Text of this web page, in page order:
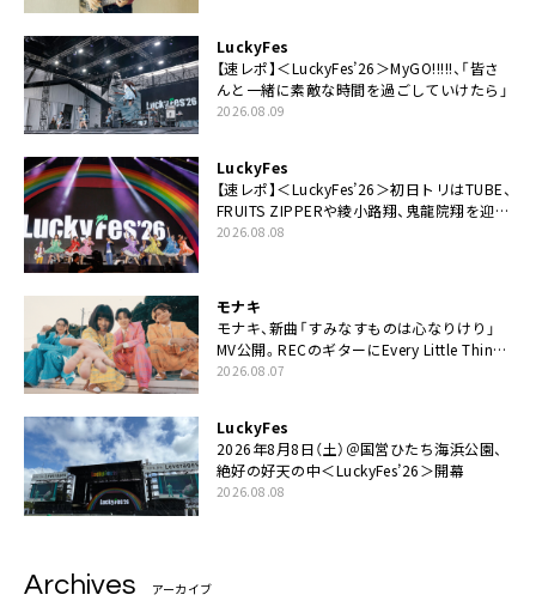
LuckyFes
【速レポ】＜LuckyFes’26＞MyGO!!!!!、「皆さ
んと一緒に素敵な時間を過ごしていけたら」
2026.08.09
LuckyFes
【速レポ】＜LuckyFes’26＞初日トリはTUBE、
FRUITS ZIPPERや綾小路翔、鬼龍院翔を迎え
た豪華コラボも「知ってたらぜひ一緒に歌っ
2026.08.08
モナキ
モナキ、新曲「すみなすものは心なりけり」
MV公開。RECのギターにEvery Little Thing・
伊藤一朗参加も
2026.08.07
LuckyFes
2026年8月8日（土）＠国営ひたち海浜公園、
絶好の好天の中＜LuckyFes’26＞開幕
2026.08.08
Archives アーカイブ